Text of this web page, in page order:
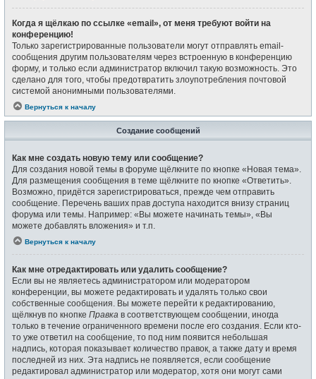
Когда я щёлкаю по ссылке «email», от меня требуют войти на
конференцию!
Только зарегистрированные пользователи могут отправлять email-
сообщения другим пользователям через встроенную в конференцию
форму, и только если администратор включил такую возможность. Это
сделано для того, чтобы предотвратить злоупотребления почтовой
системой анонимными пользователями.
Вернуться к началу
Создание сообщений
Как мне создать новую тему или сообщение?
Для создания новой темы в форуме щёлкните по кнопке «Новая тема».
Для размещения сообщения в теме щёлкните по кнопке «Ответить».
Возможно, придётся зарегистрироваться, прежде чем отправить
сообщение. Перечень ваших прав доступа находится внизу страниц
форума или темы. Например: «Вы можете начинать темы», «Вы
можете добавлять вложения» и т.п.
Вернуться к началу
Как мне отредактировать или удалить сообщение?
Если вы не являетесь администратором или модератором
конференции, вы можете редактировать и удалять только свои
собственные сообщения. Вы можете перейти к редактированию,
щёлкнув по кнопке Правка в соответствующем сообщении, иногда
только в течение ограниченного времени после его создания. Если кто-
то уже ответил на сообщение, то под ним появится небольшая
надпись, которая показывает количество правок, а также дату и время
последней из них. Эта надпись не появляется, если сообщение
редактировал администратор или модератор, хотя они могут сами